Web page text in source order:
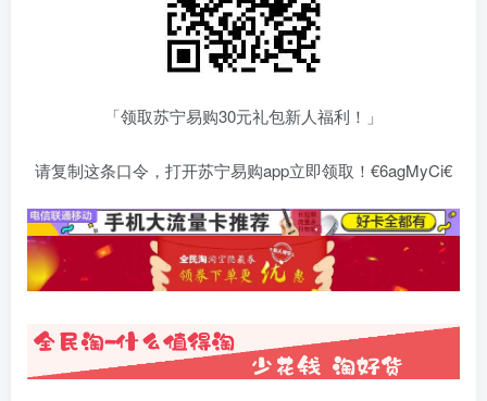
「领取苏宁易购30元礼包新人福利！」
请复制这条口令，打开苏宁易购app立即领取！€6agMyCi€